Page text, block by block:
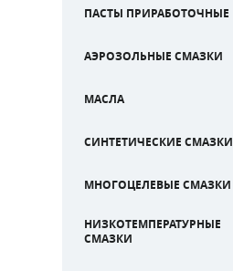
ПАСТЫ ПРИРАБОТОЧНЫЕ
АЭРОЗОЛЬНЫЕ СМАЗКИ
МАСЛА
СИНТЕТИЧЕСКИЕ СМАЗКИ
МНОГОЦЕЛЕВЫЕ СМАЗКИ
НИЗКОТЕМПЕРАТУРНЫЕ
СМАЗКИ